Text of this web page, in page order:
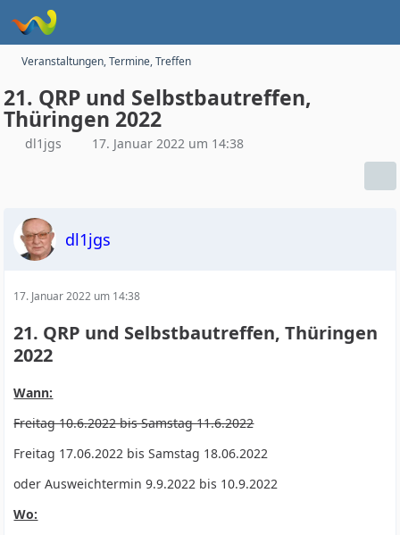
Veranstaltungen, Termine, Treffen
21. QRP und Selbstbautreffen,
Thüringen 2022
dl1jgs 17. Januar 2022 um 14:38
dl1jgs
17. Januar 2022 um 14:38
21. QRP und Selbstbautreffen, Thüringen
2022
Wann:
Freitag 10.6.2022 bis Samstag 11.6.2022
Freitag 17.06.2022 bis Samstag 18.06.2022
oder Ausweichtermin 9.9.2022 bis 10.9.2022
Wo: